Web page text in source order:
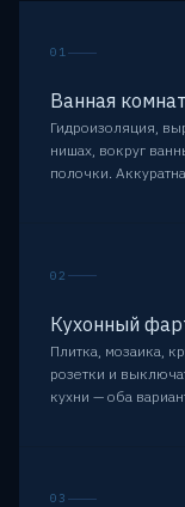
01
Ванная
Гидроизоляция,
нишах, вокруг
полочки.
02
Кухонный
Плитка, мозаика,
розетки и
кухни — оба
03